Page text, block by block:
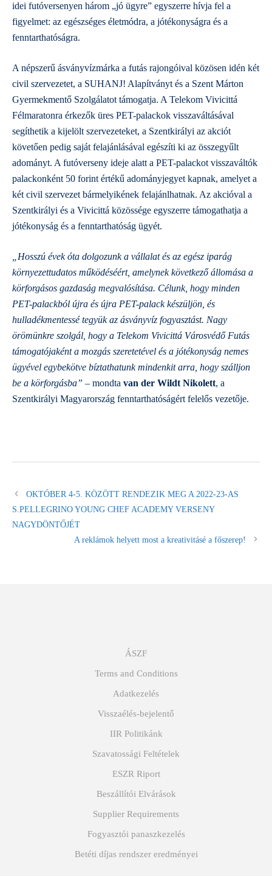
idei futóversenyen három „jó ügyre” egyszerre hívja fel a
figyelmet: az egészséges életmódra, a jótékonyságra és a
fenntarthatóságra.
A népszerű ásványvízmárka a futás rajongóival közösen idén két
civil szervezetet, a SUHANJ! Alapítványt és a Szent Márton
Gyermekmentő Szolgálatot támogatja. A Telekom Vivicittá
Félmaratonra érkezők üres PET-palackok visszaváltásával
segíthetik a kijelölt szervezeteket, a Szentkirályi az akciót
követően pedig saját felajánlásával egészíti ki az összegyűlt
adományt. A futóverseny ideje alatt a PET-palackot visszaváltók
palackonként 50 forint értékű adományjegyet kapnak, amelyet a
két civil szervezet bármelyikének felajánlhatnak. Az akcióval a
Szentkirályi és a Vivicittá közössége egyszerre támogathatja a
jótékonyság és a fenntarthatóság ügyét.
„Hosszú évek óta dolgozunk a vállalat és az egész iparág
környezettudatos működéséért, amelynek következő állomása a
körforgásos gazdaság megvalósítása. Célunk, hogy minden
PET-palackból újra és újra PET-palack készüljön, és
hulladékmentessé tegyük az ásványvíz fogyasztást. Nagy
örömünkre szolgál, hogy a Telekom Vivicittá Városvédő Futás
támogatójaként a mozgás szeretetével és a jótékonyság nemes
ügyével egybekötve bíztathatunk mindenkit arra, hogy szálljon
be a körforgásba” – mondta van der Wildt Nikolett, a
Szentkirályi Magyarország fenntarthatóságért felelős vezetője.
OKTÓBER 4-5. KÖZÖTT RENDEZIK MEG A 2022-23-AS
S.PELLEGRINO YOUNG CHEF ACADEMY VERSENY
NAGYDÖNTŐJÉT
A reklámok helyett most a kreativitásé a főszerep!
ÁSZF
Terms and Conditions
Adatkezelés
Visszaélés-bejelentő
IIR Politikánk
Szavatossági Feltételek
ESZR Riport
Beszállítói Elvárások
Supplier Requirements
Fogyasztói panaszkezelés
Betéti díjas rendszer eredményei